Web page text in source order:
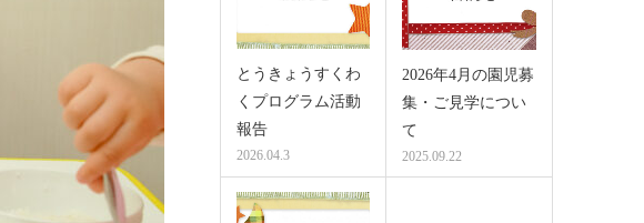
とうきょうすくわ
くプログラム活動
報告
2026.04.3
2026年4月の園児募
集・ご見学につい
て
2025.09.22